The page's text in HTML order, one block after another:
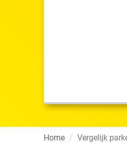
Home Vergelijk